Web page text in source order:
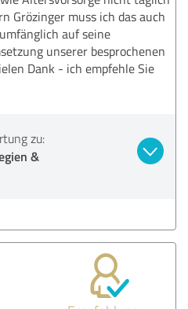
Grözinger muss ich das auch
auf seine
unserer besprochenen
Dank - ich empfehle Sie
zu:
&